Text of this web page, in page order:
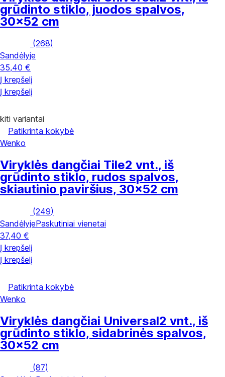
grūdinto stiklo, juodos spalvos,
30x52 cm
(268)
Sandėlyje
35,40 €
Į krepšelį
Į krepšelį
kiti variantai
Patikrinta kokybė
Wenko
Viryklės dangčiai Tile2 vnt., iš
grūdinto stiklo, rudos spalvos,
skiautinio paviršius, 30x52 cm
(249)
SandėlyjePaskutiniai vienetai
37,40 €
Į krepšelį
Į krepšelį
Patikrinta kokybė
Wenko
Viryklės dangčiai Universal2 vnt., iš
grūdinto stiklo, sidabrinės spalvos,
30x52 cm
(87)